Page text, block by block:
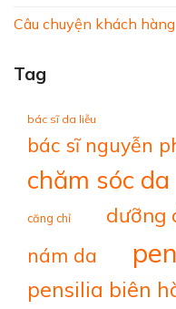
Câu chuyện khách hàng
Tag
bác sĩ da liễu
bác sĩ nguyễn
chăm sóc da
căng chỉ dưỡng
nám da
pensilia biên